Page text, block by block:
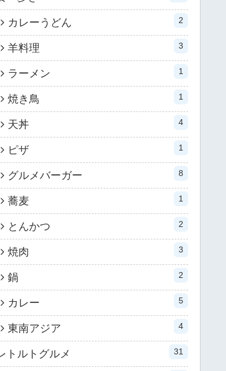
カレーうどん 2
羊料理 3
ラーメン 1
焼き鳥 1
天丼 4
ピザ 1
グルメバーガー 8
蕎麦 1
とんかつ 2
焼肉 3
鍋 2
カレー 5
東南アジア 4
トルトグルメ 31